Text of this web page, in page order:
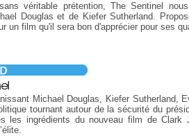
véritable prétention, The Sentinel
Douglas et de Kiefer Sutherland.
un film qu'il sera bon d'apprécier pour ses
Michael Douglas, Kiefer Sutherland,
tournant autour de la sécurité du
les ingrédients du nouveau film de Clark